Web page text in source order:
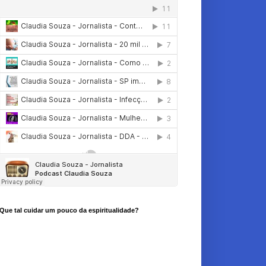
Que tal cuidar um pouco da espiritualidade?